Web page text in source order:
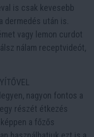
is csak kevesebb
dermedés után is.
vagy lemon curdot
nálam receptvideót,
nagyon fontos a
részét étkezés
a főzős